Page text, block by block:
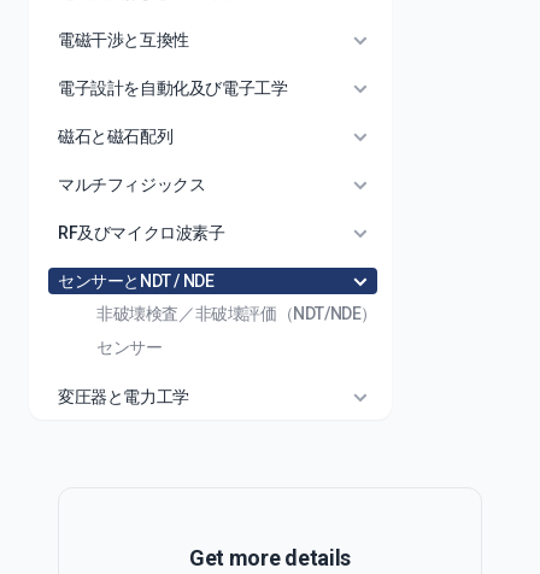
電磁干渉と互換性
電子設計を自動化及び電子工学
磁石と磁石配列
マルチフィジックス
RF及びマイクロ波素子
センサーとNDT / NDE
非破壊検査／非破壊評価（NDT/NDE）
センサー
変圧器と電力工学
Get more details